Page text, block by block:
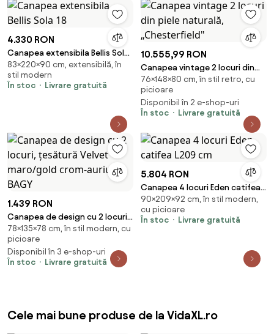
4.330 RON
Canapea extensibila Bellis Sola
18
83×220×90 cm, extensibilă, în
stil modern
În stoc
Livrare gratuită
10.555,99 RON
Canapea vintage 2 locuri din
piele naturală, „Chesterfield"
76×148×80 cm, în stil retro, cu
picioare
Disponibil în 2 e-shop-uri
În stoc
Livrare gratuită
1.439 RON
Canapea de design cu 2 locuri,
ţesătură Velvet maro/gold
crom-auriu, BAGY
78×135×78 cm, în stil modern, cu
picioare
Disponibil în 3 e-shop-uri
În stoc
Livrare gratuită
5.804 RON
Canapea 4 locuri Eden catifea
L209 cm
90×209×92 cm, în stil modern,
cu picioare
În stoc
Livrare gratuită
Cele mai bune produse de la VidaXL.ro